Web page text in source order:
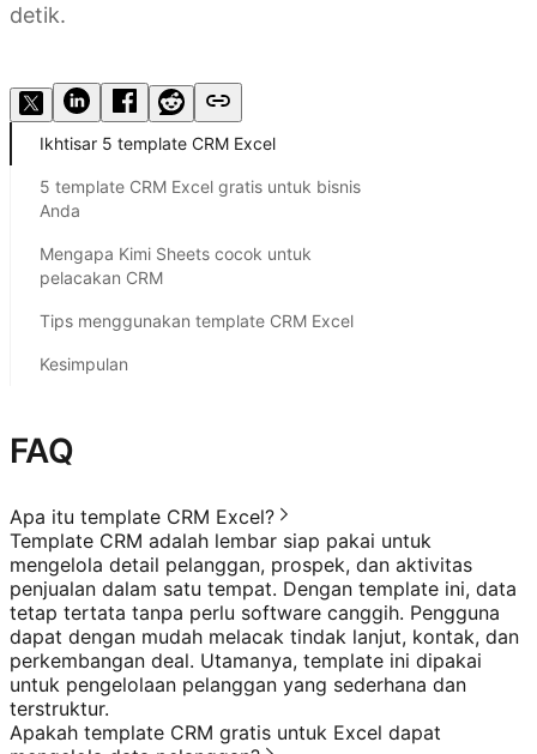
detik.
Ikhtisar 5 template CRM Excel
5 template CRM Excel gratis untuk bisnis
Anda
Mengapa Kimi Sheets cocok untuk
pelacakan CRM
Tips menggunakan template CRM Excel
Kesimpulan
FAQ
Apa itu template CRM Excel?
Template CRM adalah lembar siap pakai untuk
mengelola detail pelanggan, prospek, dan aktivitas
penjualan dalam satu tempat. Dengan template ini, data
tetap tertata tanpa perlu software canggih. Pengguna
dapat dengan mudah melacak tindak lanjut, kontak, dan
perkembangan deal. Utamanya, template ini dipakai
untuk pengelolaan pelanggan yang sederhana dan
terstruktur.
Apakah template CRM gratis untuk Excel dapat